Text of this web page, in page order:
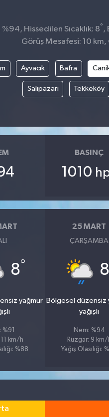
%94, Hissedilen Sıcaklık: 8° ,
Görüş Mesafesi: 10 km,
Ayvacık Bafra
Salıpazarı Tekkeköy
BASINÇ
1010
8°
yağmur
km/h
%88
25 MART
ÇARŞAMBA
8
Bölgesel düzensiz
yağışlı
Nem: %94
Rüzgar: 9 km/
Yağış Olasılığı: